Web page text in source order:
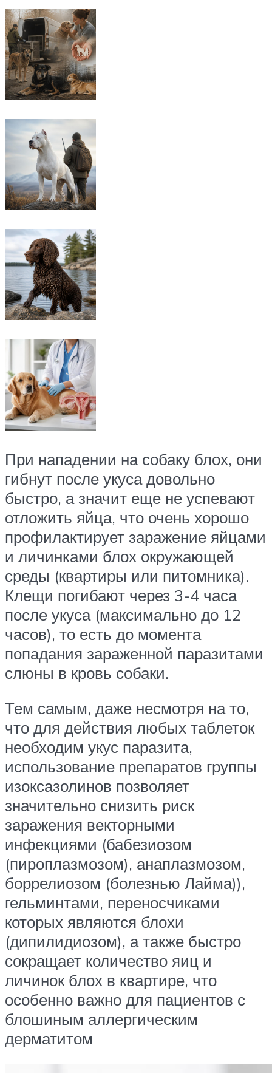
При нападении на собаку блох, они
гибнут после укуса довольно
быстро, а значит еще не успевают
отложить яйца, что очень хорошо
профилактирует заражение яйцами
и личинками блох окружающей
среды (квартиры или питомника).
Клещи погибают через 3-4 часа
после укуса (максимально до 12
часов), то есть до момента
попадания зараженной паразитами
слюны в кровь собаки.
Тем самым, даже несмотря на то,
что для действия любых таблеток
необходим укус паразита,
использование препаратов группы
изоксазолинов позволяет
значительно снизить риск
заражения векторными
инфекциями (бабезиозом
(пироплазмозом), анаплазмозом,
боррелиозом (болезнью Лайма)),
гельминтами, переносчиками
которых являются блохи
(дипилидиозом), а также быстро
сокращает количество яиц и
личинок блох в квартире, что
особенно важно для пациентов с
блошиным аллергическим
дерматитом